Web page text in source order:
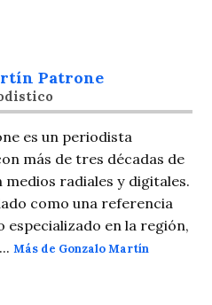
Patrone
es un periodista
más de tres décadas de
radiales y digitales.
como una referencia
especializado en la región,
Más de Gonzalo Martín